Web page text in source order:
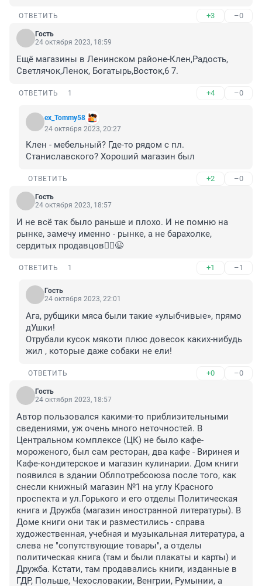
ОТВЕТИТЬ +3 –0
Гость
24 октября 2023, 18:59
Ещё магазины в Ленинском районе-Клен,Радость,
Светлячок,Ленок, Богатырь,Восток,6 7.
ОТВЕТИТЬ 1 +4 –0
ex_Tommy58
24 октября 2023, 20:27
Клен - мебельный? Где-то рядом с пл.
Станиславского? Хороший магазин был
ОТВЕТИТЬ +2 –0
Гость
24 октября 2023, 18:57
И не всё так было раньше и плохо. И не помню на
рынке, замечу именно - рынке, а не барахолке,
сердитых продавцов🤷‍♀️😉
ОТВЕТИТЬ 1 +1 –1
Гость
24 октября 2023, 22:01
Ага, рубщики мяса были такие «улыбчивые», прямо
дУшки!
Отрубали кусок мякоти плюс довесок каких-нибудь
жил , которые даже собаки не ели!
ОТВЕТИТЬ +0 –0
Гость
24 октября 2023, 18:57
Автор пользовался какими-то приблизительными
сведениями, уж очень много неточностей. В
Центральном комплексе (ЦК) не было кафе-
мороженого, был сам ресторан, два кафе - Виринея и
Кафе-кондитерское и магазин кулинарии. Дом книги
появился в здании Облпотребсоюза после того, как
снесли книжный магазин №1 на углу Красного
проспекта и ул.Горького и его отделы Политическая
книга и Дружба (магазин иностранной литературы). В
Доме книги они так и разместились - справа
художественная, учебная и музыкальная литература, а
слева не "сопутствующие товары", а отделы
политическая книга (там и были плакаты и карты) и
Дружба. Кстати, там продавались книги, изданные в
ГДР, Польше, Чехословакии, Венгрии, Румынии, а